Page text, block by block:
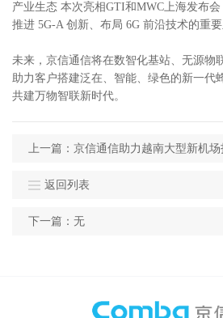
产业生态 本次亮相GTI和MWC上海发布
推进 5G-A 创新、布局 6G 前沿技术的重要
未来，京信通信将在数智化基站、无源物
助力客户搭建泛在、智能、绿色的新一代
共建万物智联新时代。
上一篇：京信通信助力越南大型新机场
返回列表
下一篇：无